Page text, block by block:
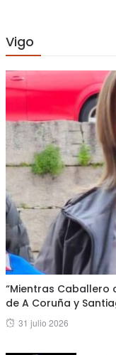
Vigo
“Mientras Caballero
de A Coruña y
Posted
31 julio 2026